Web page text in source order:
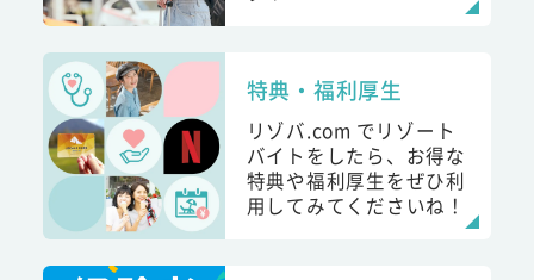
特典・福利厚生
リゾバ.com でリゾート
バイトをしたら、お得な
特典や福利厚生をぜひ利
用してみてくださいね！